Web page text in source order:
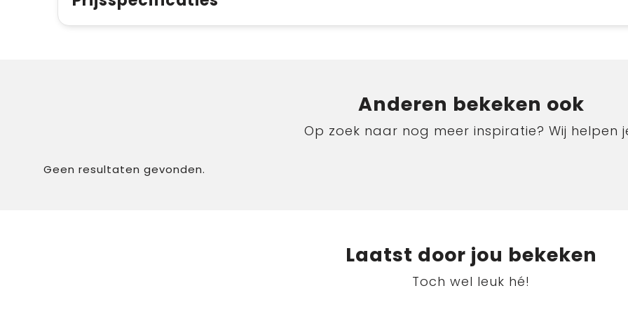
Anderen bekeken ook
Op zoek naar nog meer inspiratie? Wij helpen
Geen resultaten gevonden.
Laatst door jou bekeken
Toch wel leuk hé!